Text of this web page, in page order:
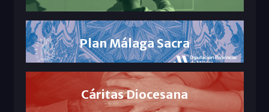
Plan Málaga Sacra
Cáritas Diocesana